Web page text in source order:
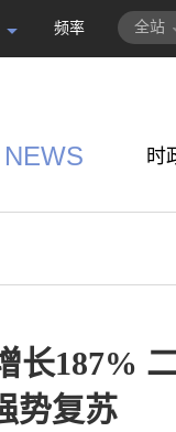
频率 全站
NEWS 时
长187%
势复苏